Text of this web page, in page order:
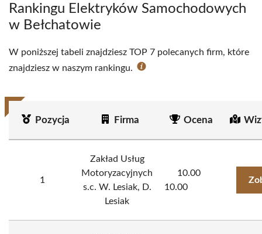
Rankingu Elektryków Samochodowych
w Bełchatowie
W poniższej tabeli znajdziesz TOP 7 polecanych firm, które
znajdziesz w naszym rankingu.
Pozycja Firma Ocena
1
Zakład Usług
Motoryzacyjnych
s.c. W. Lesiak, D.
Lesiak
10.00
10.00